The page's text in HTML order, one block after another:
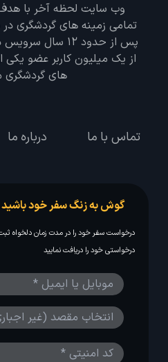
وب سایت لحظه آخر با هدف
پس از حدود 12
از یک میلیون کاربر عضو یکی
های گردشگری
تماس با ما درباره ما
گوش به زنگ سفر خود باشید
درخواست سفر خود را در مدت زمان دلخواه
درخواستی خود را دریافت نمایید